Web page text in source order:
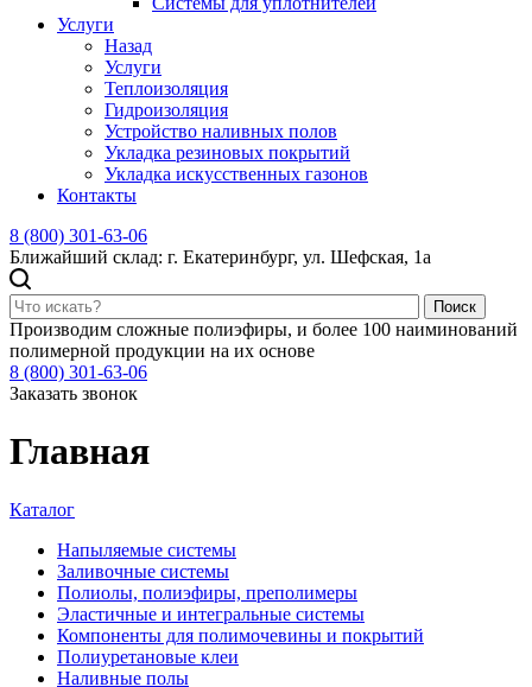
Услуги
Назад
Услуги
Теплоизоляция
Гидроизоляция
Устройство наливных полов
Укладка резиновых покрытий
Укладка искусственных газонов
Контакты
8 (800) 301-63-06
Ближайший склад: г. Екатеринбург, ул. Шефская, 1а
Поиск
Производим сложные полиэфиры, и более 100 наиминований
полимерной продукции на их основе
8 (800) 301-63-06
Заказать звонок
Главная
Каталог
Напыляемые системы
Заливочные системы
Полиолы, полиэфиры, преполимеры
Эластичные и интегральные системы
Компоненты для полимочевины и покрытий
Полиуретановые клеи
Наливные полы